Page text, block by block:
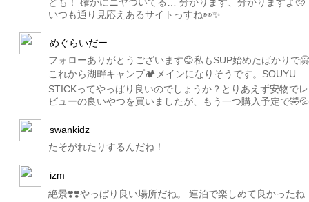
いつも通り見応えあるサイトっすね👀✨
めぐらいだー
フォローありがとうございます😊私もSUP始めたばかりで🤗
これから湖畔キャンプ🏕メインになりそうです。SOUYU
STICKってやっぱり良いのでしょうか？とりあえず安物でレ
ビューの良いやつを買いましたが、もう一つ購入予定で🤣💦
swankidz
たそがれたりするんだね！
izm
絶景❣️❣️やっぱり良い場所だね。 連泊で楽しめて良かったね